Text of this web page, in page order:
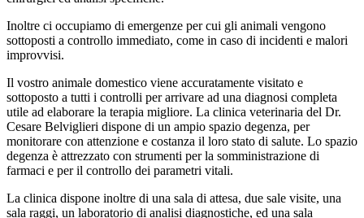
Inoltre ci occupiamo di emergenze per cui gli animali vengono
sottoposti a controllo immediato, come in caso di incidenti e malori
improvvisi.
Il vostro animale domestico viene accuratamente visitato e
sottoposto a tutti i controlli per arrivare ad una diagnosi completa
utile ad elaborare la terapia migliore. La clinica veterinaria del Dr.
Cesare Belviglieri dispone di un ampio spazio degenza, per
monitorare con attenzione e costanza il loro stato di salute. Lo spazio
degenza è attrezzato con strumenti per la somministrazione di
farmaci e per il controllo dei parametri vitali.
La clinica dispone inoltre di una sala di attesa, due sale visite, una
sala raggi, un laboratorio di analisi diagnostiche, ed una sala